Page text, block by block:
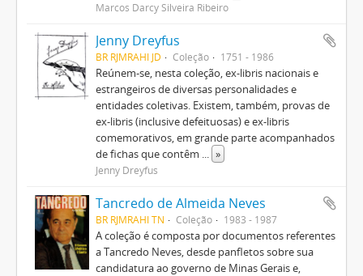
Marcos Darcy Silveira Ribeiro
Jenny Dreyfus
BR RJMRAHI JD Coleção 1751 - 1986
Reúnem-se, nesta coleção, ex-libris nacionais e
estrangeiros de diversas personalidades e
entidades coletivas. Existem, também, provas de
ex-libris (inclusive defeituosas) e ex-libris
comemorativos, em grande parte acompanhados
de fichas que contêm ... »
Jenny Dreyfus
Tancredo de Almeida Neves
BR RJMRAHI TN Coleção 1983 - 1987
A coleção é composta por documentos referentes
a Tancredo Neves, desde panfletos sobre sua
candidatura ao governo de Minas Gerais e,